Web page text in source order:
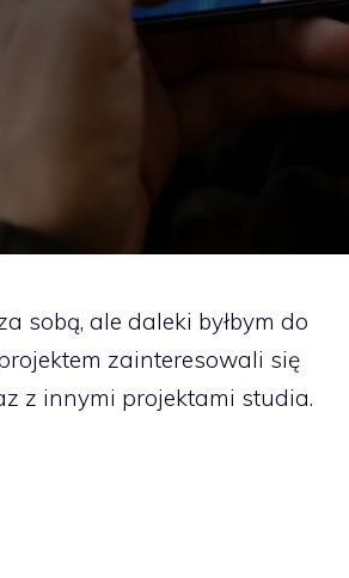
sobą, ale daleki byłbym do
zainteresowali się
z innymi projektami studia.